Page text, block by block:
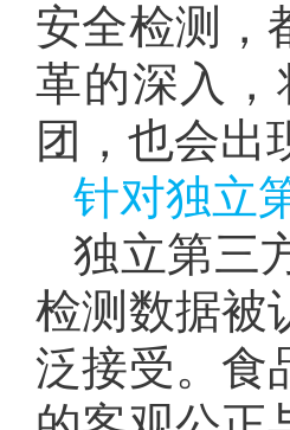
安全检测，
革的深入
团，也会出
针对独立
独立第三
检测数据被
泛接受。食